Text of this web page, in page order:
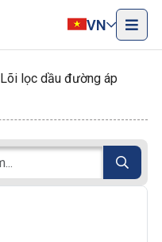
VN
Lõi lọc dầu đường áp